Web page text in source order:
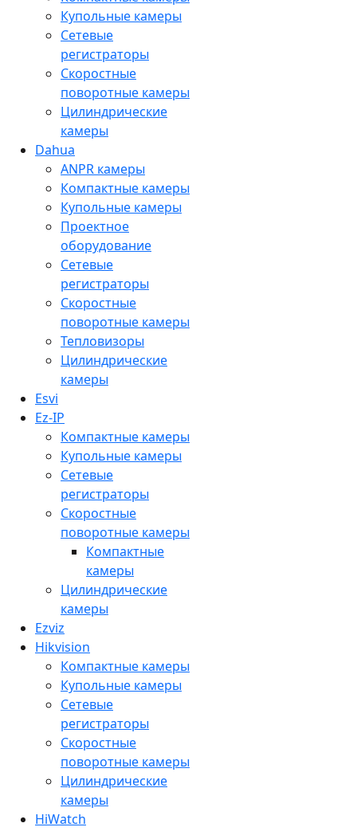
Купольные камеры
Сетевые
регистраторы
Скоростные
поворотные камеры
Цилиндрические
камеры
Dahua
ANPR камеры
Компактные камеры
Купольные камеры
Проектное
оборудование
Сетевые
регистраторы
Скоростные
поворотные камеры
Тепловизоры
Цилиндрические
камеры
Esvi
Ez-IP
Компактные камеры
Купольные камеры
Сетевые
регистраторы
Скоростные
поворотные камеры
Компактные
камеры
Цилиндрические
камеры
Ezviz
Hikvision
Компактные камеры
Купольные камеры
Сетевые
регистраторы
Скоростные
поворотные камеры
Цилиндрические
камеры
HiWatch